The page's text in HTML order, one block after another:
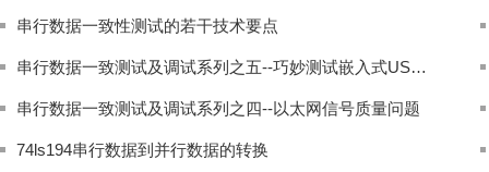
串行数据一致性测试的若干技术要点
串行数据一致测试及调试系列之五--巧妙测试嵌入式USB2.0主机
串行数据一致测试及调试系列之四--以太网信号质量问题
74ls194串行数据到并行数据的转换